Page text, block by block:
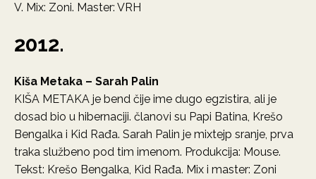
V. Mix: Zoni. Master: VRH
2012.
Kiša Metaka – Sarah Palin
KIŠA METAKA je bend čije ime dugo egzistira, ali je
dosad bio u hibernaciji. članovi su Papi Batina, Krešo
Bengalka i Kid Rađa. Sarah Palin je mixtejp sranje, prva
traka službeno pod tim imenom. Produkcija: Mouse.
Tekst: Krešo Bengalka, Kid Rađa. Mix i master: Zoni